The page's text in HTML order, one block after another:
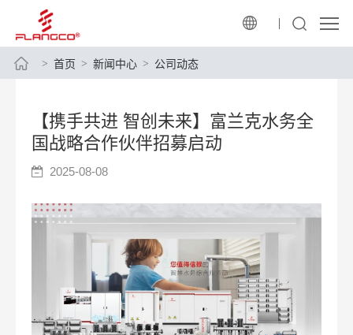
首页 新闻中心 公司动态
【携手共进 智创未来】富兰克水务全
国战略合作伙伴招募启动
2025-08-08